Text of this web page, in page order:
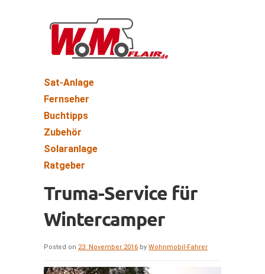
Sat-Anlage
Fernseher
Buchtipps
Zubehör
Solaranlage
Ratgeber
Truma-Service für
Wintercamper
Posted on 23. November 2016 by Wohnmobil-Fahrer